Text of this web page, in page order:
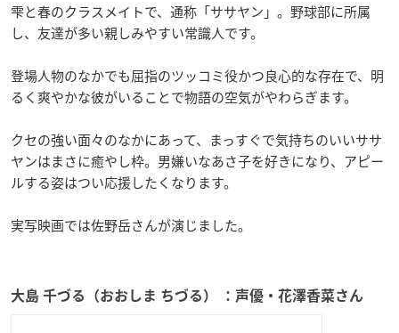
雫と春のクラスメイトで、通称「ササヤン」。野球部に所属
し、友達が多い親しみやすい常識人です。
登場人物のなかでも屈指のツッコミ役かつ良心的な存在で、明
るく爽やかな彼がいることで物語の空気がやわらぎます。
クセの強い面々のなかにあって、まっすぐで気持ちのいいササ
ヤンはまさに癒やし枠。男嫌いなあさ子を好きになり、アピー
ルする姿はつい応援したくなります。
実写映画では佐野岳さんが演じました。
大島 千づる（おおしま ちづる） ：声優・花澤香菜さん